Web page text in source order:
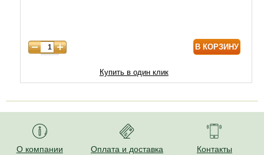
В КОРЗИНУ
Купить в один клик
О компании Оплата и доставка Контакты